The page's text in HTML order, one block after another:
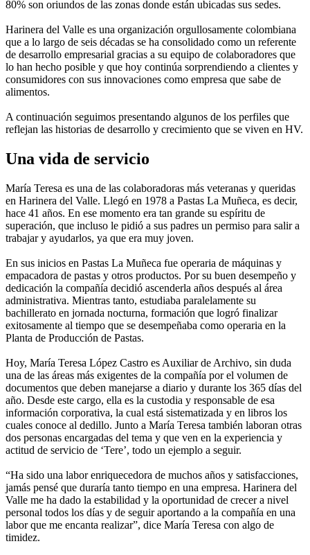
80% son oriundos de las zonas donde están ubicadas sus sedes.
Harinera del Valle es una organización orgullosamente colombiana
que a lo largo de seis décadas se ha consolidado como un referente
de desarrollo empresarial gracias a su equipo de colaboradores que
lo han hecho posible y que hoy continúa sorprendiendo a clientes y
consumidores con sus innovaciones como empresa que sabe de
alimentos.
A continuación seguimos presentando algunos de los perfiles que
reflejan las historias de desarrollo y crecimiento que se viven en HV.
Una vida de servicio
María Teresa es una de las colaboradoras más veteranas y queridas
en Harinera del Valle. Llegó en 1978 a Pastas La Muñeca, es decir,
hace 41 años. En ese momento era tan grande su espíritu de
superación, que incluso le pidió a sus padres un permiso para salir a
trabajar y ayudarlos, ya que era muy joven.
En sus inicios en Pastas La Muñeca fue operaria de máquinas y
empacadora de pastas y otros productos. Por su buen desempeño y
dedicación la compañía decidió ascenderla años después al área
administrativa. Mientras tanto, estudiaba paralelamente su
bachillerato en jornada nocturna, formación que logró finalizar
exitosamente al tiempo que se desempeñaba como operaria en la
Planta de Producción de Pastas.
Hoy, María Teresa López Castro es Auxiliar de Archivo, sin duda
una de las áreas más exigentes de la compañía por el volumen de
documentos que deben manejarse a diario y durante los 365 días del
año. Desde este cargo, ella es la custodia y responsable de esa
información corporativa, la cual está sistematizada y en libros los
cuales conoce al dedillo. Junto a María Teresa también laboran otras
dos personas encargadas del tema y que ven en la experiencia y
actitud de servicio de ‘Tere’, todo un ejemplo a seguir.
“Ha sido una labor enriquecedora de muchos años y satisfacciones,
jamás pensé que duraría tanto tiempo en una empresa. Harinera del
Valle me ha dado la estabilidad y la oportunidad de crecer a nivel
personal todos los días y de seguir aportando a la compañía en una
labor que me encanta realizar”, dice María Teresa con algo de
timidez.